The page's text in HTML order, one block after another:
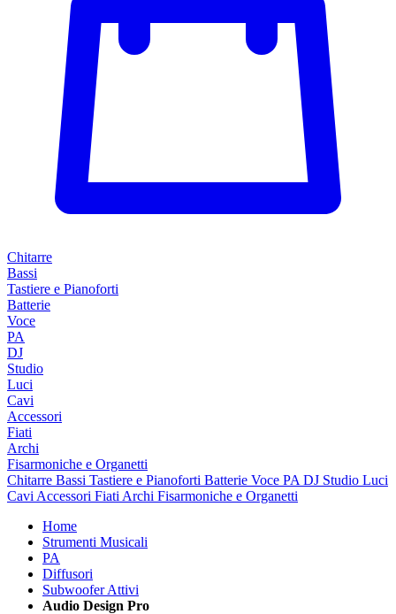
Chitarre
Bassi
Tastiere e Pianoforti
Batterie
Voce
PA
DJ
Studio
Luci
Cavi
Accessori
Fiati
Archi
Fisarmoniche e Organetti
Chitarre Bassi Tastiere e Pianoforti Batterie Voce PA DJ Studio Luci
Cavi Accessori Fiati Archi Fisarmoniche e Organetti
Home
Strumenti Musicali
PA
Diffusori
Subwoofer Attivi
Audio Design Pro